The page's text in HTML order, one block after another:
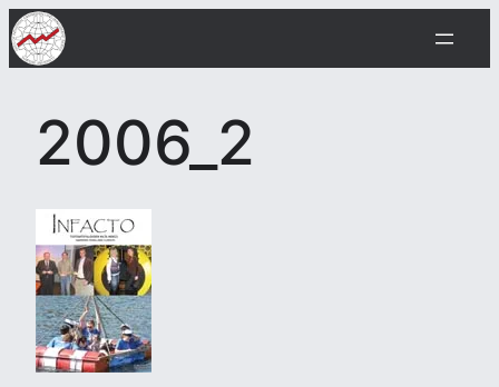
Siirry
sisältöön
2006_2